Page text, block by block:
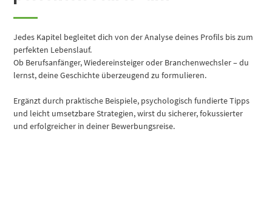
Jedes Kapitel begleitet dich von der Analyse deines Profils bis zum
perfekten Lebenslauf.
Ob Berufsanfänger, Wiedereinsteiger oder Branchenwechsler – du
lernst, deine Geschichte überzeugend zu formulieren.
Ergänzt durch praktische Beispiele, psychologisch fundierte Tipps
und leicht umsetzbare Strategien, wirst du sicherer, fokussierter
und erfolgreicher in deiner Bewerbungsreise.